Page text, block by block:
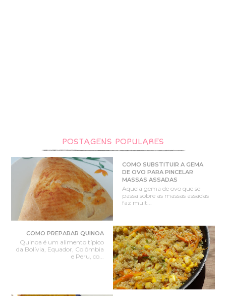
POSTAGENS POPULARES
COMO SUBSTITUIR A GEMA
DE OVO PARA PINCELAR
MASSAS ASSADAS
Aquela gema de ovo que se
passa sobre as massas assadas
faz muit...
COMO PREPARAR QUINOA
Quinoa é um alimento típico
da Bolívia, Equador, Colômbia
e Peru, co...